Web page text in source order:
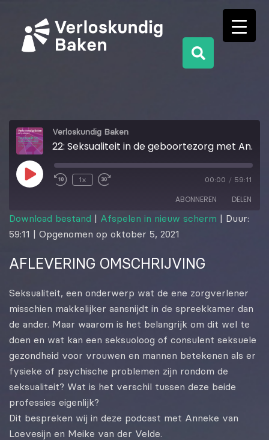
Verloskundig Baken
22: Seksualiteit in de geboortezorg met Anneke van Loevesijn en Meike van der Velde
1x 00:00 / 59:11
ABONNEREN DELEN
DELEN
LINK
Download bestand | Afspelen in nieuw scherm | Duur:
59:11 | Opgenomen op oktober 5, 2021
AFLEVERING OMSCHRIJVING
Seksualiteit, een onderwerp wat de ene zorgverlener
misschien makkelijker aansnijdt in de spreekkamer dan
de ander. Maar waarom is het belangrijk om dit wel te
doen en wat kan een seksuoloog of consulent seksuele
gezondheid voor vrouwen en mannen betekenen als er
fysieke of psychische problemen zijn rondom de
seksualiteit? Wat is het verschil tussen deze beide
professies eigenlijk?
Dit bespreken wij in deze podcast met Anneke van
Loevesijn en Meike van der Velde.